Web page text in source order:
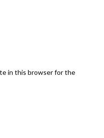
in this browser for the